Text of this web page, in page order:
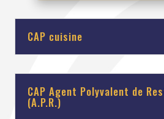
CAP cuisine
CAP Agent Polyvalent de
(A.P.R.)